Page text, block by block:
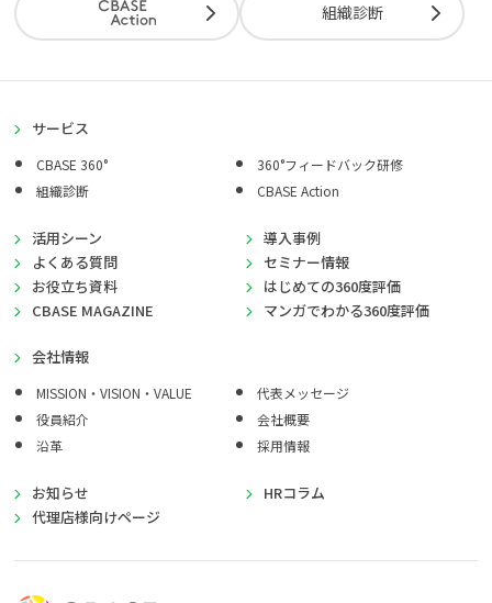
組織診断
サービス
CBASE 360°
360°フィードバック研修
組織診断
CBASE Action
活用シーン
導入事例
よくある質問
セミナー情報
お役立ち資料
はじめての360度評価
CBASE MAGAZINE
マンガでわかる360度評価
会社情報
MISSION・VISION・VALUE
代表メッセージ
役員紹介
会社概要
沿革
採用情報
お知らせ
HRコラム
代理店様向けページ